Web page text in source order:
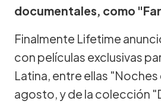
documentales, como
Finalmente Lifetime
con películas exclusivas
Latina, entre ellas
agosto, y de la colección